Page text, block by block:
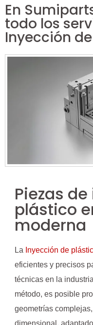
En
todo los
Inyección
Piezas
plástico
moderna
La Inyección de
eficientes y precisos
técnicas en la
método, es posible
geometrías
dimensional,